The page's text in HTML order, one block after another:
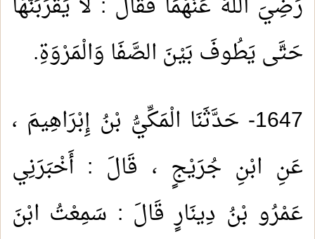
حَتَّى يَطُوفَ بَيْنَ الصَّفَا وَالْمَرْوَةِ.
1647- حَدَّثَنَا الْمَكِّيُّ بْنُ إِبْرَاهِيمَ ،
عَنِ ابْنِ جُرَيْجٍ ، قَالَ : أَخْبَرَنِي
عَمْرُو بْنُ دِينَارٍ قَالَ : سَمِعْتُ ابْنَ